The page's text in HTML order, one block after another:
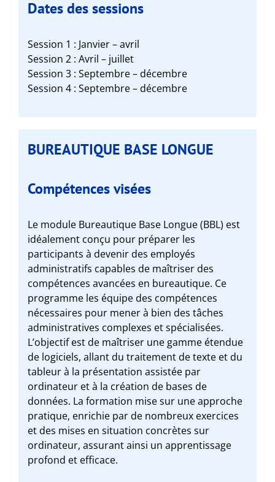
Dates des sessions
Session 1 : Janvier – avril
Session 2 : Avril – juillet
Session 3 : Septembre – décembre
Session 4 : Septembre – décembre
BUREAUTIQUE BASE LONGUE
Compétences visées
Le module Bureautique Base Longue (BBL) est
idéalement conçu pour préparer les
participants à devenir des employés
administratifs capables de maîtriser des
compétences avancées en bureautique. Ce
programme les équipe des compétences
nécessaires pour mener à bien des tâches
administratives complexes et spécialisées.
L’objectif est de maîtriser une gamme étendue
de logiciels, allant du traitement de texte et du
tableur à la présentation assistée par
ordinateur et à la création de bases de
données. La formation mise sur une approche
pratique, enrichie par de nombreux exercices
et des mises en situation concrètes sur
ordinateur, assurant ainsi un apprentissage
profond et efficace.